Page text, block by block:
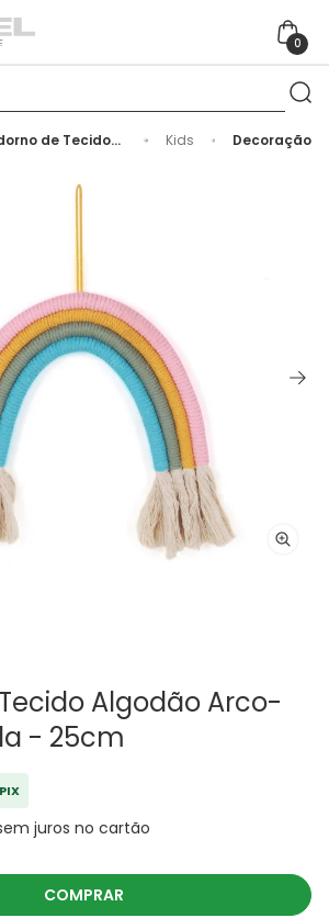
0
de Tecido
Kids Decoração
Algodão Arco-
- 25cm
juros no cartão
COMPRAR